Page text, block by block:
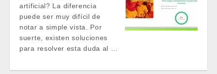
artificial? La diferencia
puede ser muy difícil de
notar a simple vista. Por
suerte, existen soluciones
para resolver esta duda al …